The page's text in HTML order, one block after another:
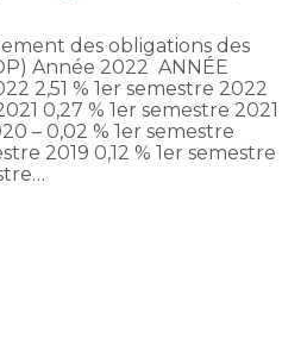
des obligations des
Année 2022 ANNÉE
2,51 % 1er semestre 2022
0,27 % 1er semestre 2021
– 0,02 % 1er semestre
2019 0,12 % 1er semestre